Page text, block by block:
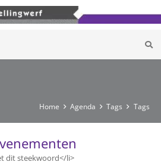
Home Agenda Tags Tags
dit steekwoord</li>